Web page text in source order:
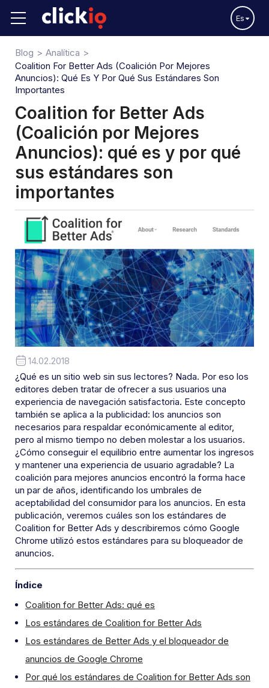
Es
Blog
Analítica
Coalition For Better Ads (Coalición Por Mejores
Anuncios): Qué Es Y Por Qué Sus Estándares Son
Importantes
Coalition for Better Ads
(Coalición por Mejores
Anuncios): qué es y por qué
sus estándares son
importantes
14.02.2018
¿Qué es un sitio web sin sus lectores? Nada. Por eso los
editores deben tratar de ofrecer a sus usuarios una
experiencia de navegación satisfactoria. Este concepto
también se aplica a la publicidad: los anuncios son
necesarios para respaldar económicamente al editor,
pero al mismo tiempo no deben molestar a los usuarios.
¿Cómo conseguir el equilibrio entre aumentar los ingresos
y mantener una experiencia de usuario agradable? La
coalición para mejores anuncios encontró la forma hace
un par de años, identificando los umbrales de
aceptabilidad del consumidor para los anuncios. En esta
publicación, veremos cuáles son los estándares de
Coalition for Better Ads y describiremos cómo Google
Chrome utilizó estos estándares para su bloqueador de
anuncios.
Índice
Coalition for Better Ads: qué es
Los estándares de Coalition for Better Ads
Los estándares de Better Ads y el bloqueador de
anuncios de Google Chrome
Por qué los estándares de Coalition for Better Ads son